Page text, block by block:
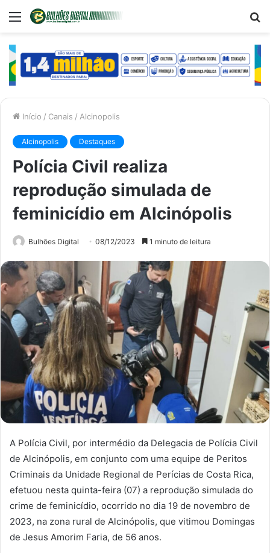
Menu
Início / Canais / Alcinopolis
Alcinopolis Destaques
Polícia Civil realiza
reprodução simulada de
feminicídio em Alcinópolis
Bulhões Digital 08/12/2023 1 minuto de leitura
A Polícia Civil, por intermédio da Delegacia de Polícia Civil
de Alcinópolis, em conjunto com uma equipe de Peritos
Criminais da Unidade Regional de Perícias de Costa Rica,
efetuou nesta quinta-feira (07) a reprodução simulada do
crime de feminicídio, ocorrido no dia 19 de novembro de
2023, na zona rural de Alcinópolis, que vitimou Domingas
de Jesus Amorim Faria, de 56 anos.